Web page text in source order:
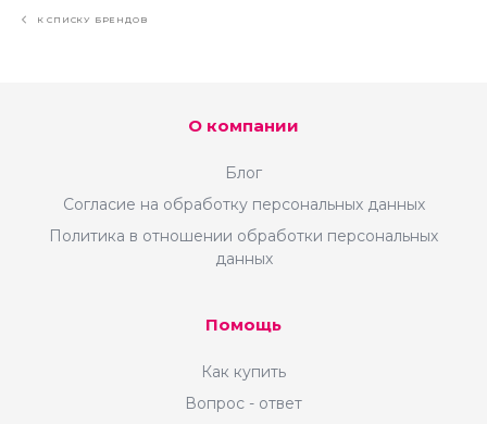
К СПИСКУ БРЕНДОВ
О компании
Блог
Согласие на обработку персональных данных
Политика в отношении обработки персональных
данных
Помощь
Как купить
Вопрос - ответ